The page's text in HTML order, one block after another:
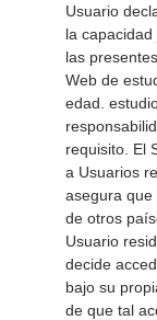
Usuario
la
las
Web de
edad.
requisito. El
a Usuarios
asegura que
de otros
Usuario
decide
bajo su
de que tal